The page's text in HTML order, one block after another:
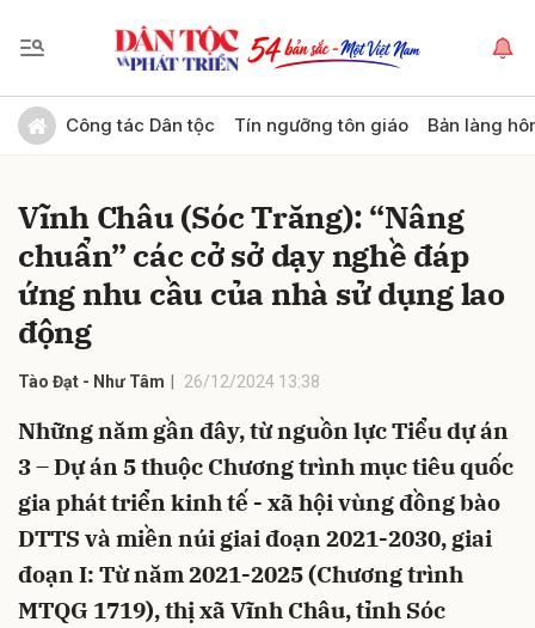
Công tác Dân tộc Tín ngưỡng tôn giáo Bản làng
Vĩnh Châu (Sóc Trăng): “Nâng
chuẩn” các cở sở dạy nghề đáp
ứng nhu cầu của nhà sử dụng lao
động
Tào Đạt - Như Tâm 26/12/2024 13:38
Những năm gần đây, từ nguồn lực Tiểu dự án
3 – Dự án 5 thuộc Chương trình mục tiêu quốc
gia phát triển kinh tế - xã hội vùng đồng bào
DTTS và miền núi giai đoạn 2021-2030, giai
đoạn I: Từ năm 2021-2025 (Chương trình
MTQG 1719), thị xã Vĩnh Châu, tỉnh Sóc
Gửi bình luận